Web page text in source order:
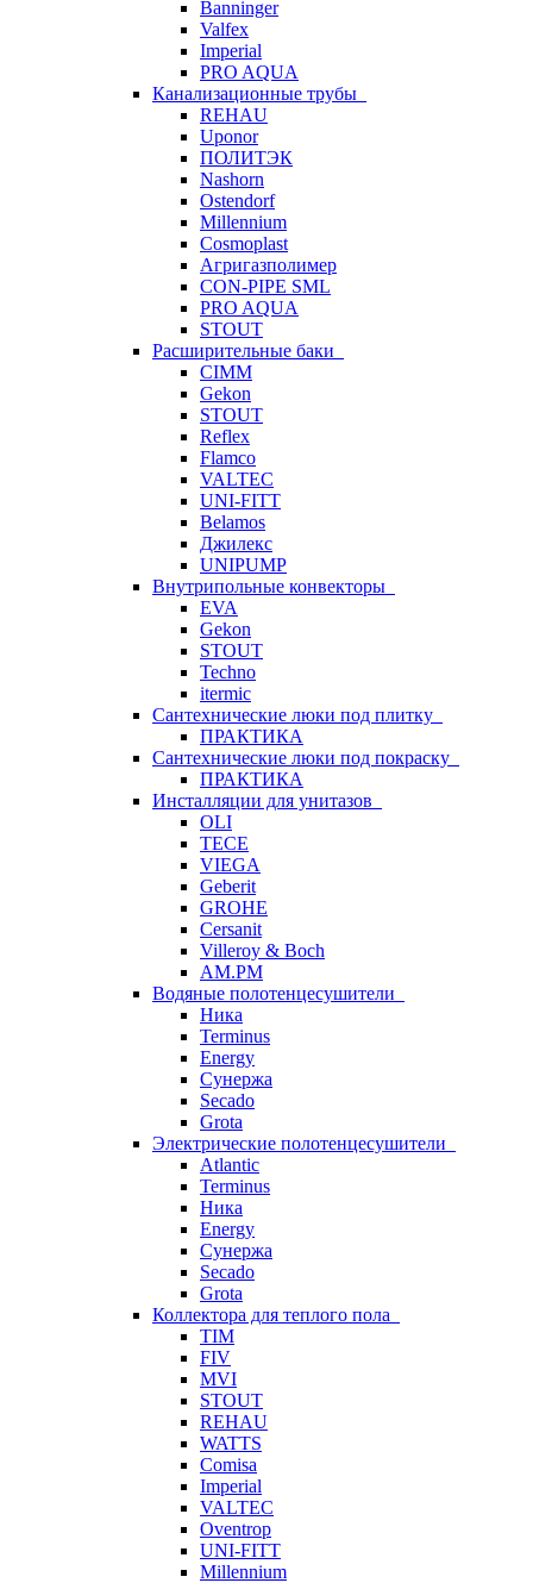
Banninger
Valfex
Imperial
PRO AQUA
Канализационные трубы
REHAU
Uponor
ПОЛИТЭК
Nashorn
Ostendorf
Millennium
Cosmoplast
Агригазполимер
CON-PIPE SML
PRO AQUA
STOUT
Расширительные баки
CIMM
Gekon
STOUT
Reflex
Flamco
VALTEC
UNI-FITT
Belamos
Джилекс
UNIPUMP
Внутрипольные конвекторы
EVA
Gekon
STOUT
Techno
itermic
Сантехнические люки под плитку
ПРАКТИКА
Сантехнические люки под покраску
ПРАКТИКА
Инсталляции для унитазов
OLI
TECE
VIEGA
Geberit
GROHE
Cersanit
Villeroy & Boch
AM.PM
Водяные полотенцесушители
Ника
Terminus
Energy
Сунержа
Secado
Grota
Электрические полотенцесушители
Atlantic
Terminus
Ника
Energy
Сунержа
Secado
Grota
Коллектора для теплого пола
TIM
FIV
MVI
STOUT
REHAU
WATTS
Comisa
Imperial
VALTEC
Oventrop
UNI-FITT
Millennium